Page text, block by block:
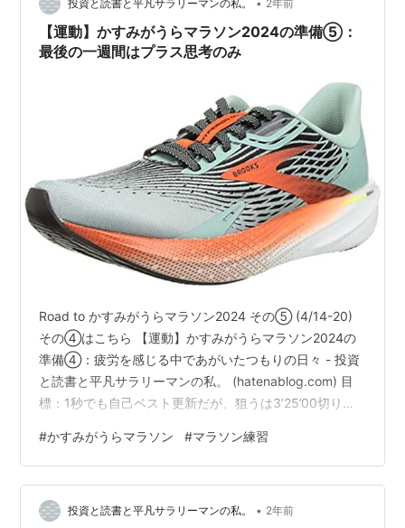
投資と読書と平凡サラリーマンの私。 • 2年前
【運動】かすみがうらマラソン2024の準備⑤：
最後の一週間はプラス思考のみ
Road to かすみがうらマラソン2024 その⑤ (4/14-20)
その④はこちら 【運動】かすみがうらマラソン2024の
準備④：疲労を感じる中であがいたつもりの日々 - 投資
と読書と平凡サラリーマンの私。 (hatenablog.com) 目
標：1秒でも自己ベスト更新だが、狙うは3’25’00切り
ロードジョグ 55min ②ジムでジョグ（6’00x3k）→Mペ
ース（5’00 x 10k）：1週間前なので疲労をため込む
4/15：ロードジョグ 55min 4/16：ロードジョグ 50min
4/17：レスト 4/18：ジムでジ…
#かすみがうらマラソン #マラソン練習
投資と読書と平凡サラリーマンの私。 • 2年前